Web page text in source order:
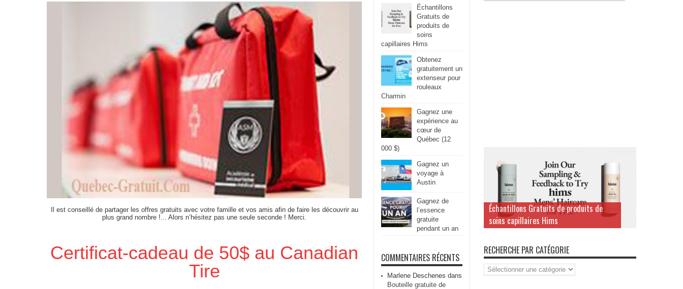
Il est conseillé de partager les offres gratuits avec votre famille et vos amis afin de faire les découvrir au
plus grand nombre !... Alors n’hésitez pas une seule seconde ! Merci.
Certificat-cadeau de 50$ au Canadian
Tire
Échantillons
Gratuits de
produits de
soins
capillaires Hims
Obtenez
gratuitement un
extenseur pour
rouleaux
Charmin
Gagnez une
expérience au
cœur de
Québec (12
000 $)
Gagnez un
voyage à
Austin
Gagnez de
l’essence
gratuite
pendant un an
COMMENTAIRES RÉCENTS
Marlene Deschenes dans
Bouteille gratuite de
Échantillons Gratuits de produits de
soins capillaires Hims
RECHERCHE PAR CATÉGORIE
Recherche
par